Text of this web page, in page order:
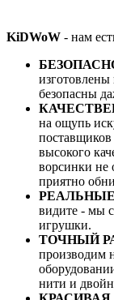
KiDWoW - нам
изготовлены
безопасны
на ощупь
высокого
ворсинки
приятно
видите - мы
игрушки.
ТОЧНЫЙ
производим
нити и